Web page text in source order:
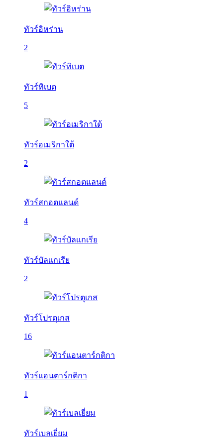
ทัวร์อิหร่าน
2
ทัวร์ทิเบต
5
ทัวร์อเมริกาใต้
2
ทัวร์สกอตแลนด์
4
ทัวร์บัลเเกเรีย
2
ทัวร์โปรตุเกส
16
ทัวร์แอนตาร์กติกา
1
ทัวร์เบลเยี่ยม